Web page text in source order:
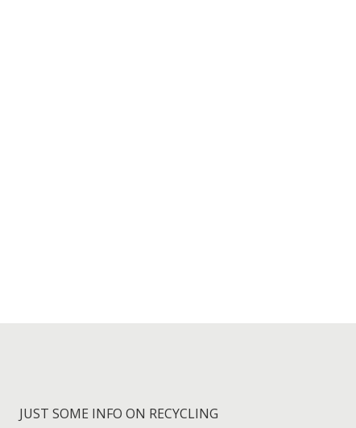
JUST SOME INFO ON RECYCLING